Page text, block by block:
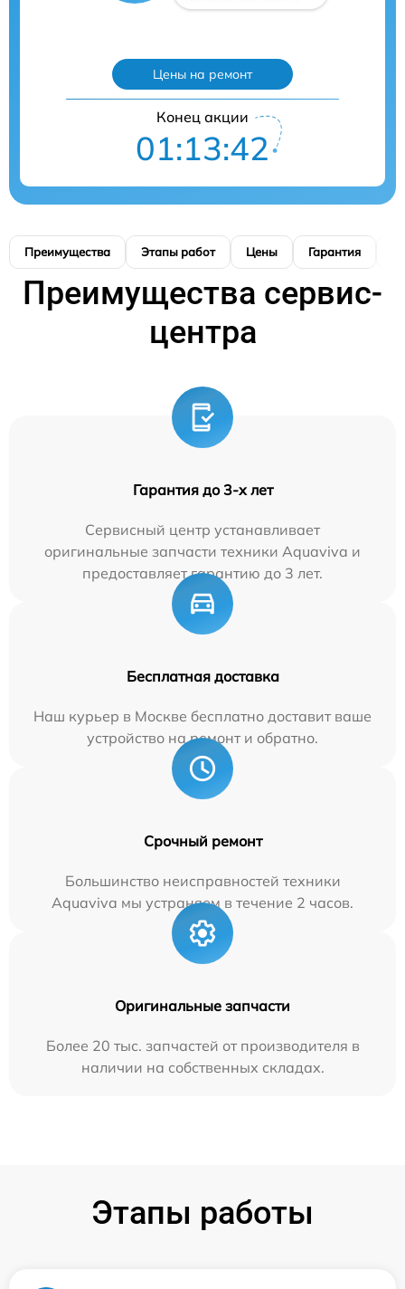
Цены на ремонт
Конец акции
01:13:41
Преимущества Этапы работ Цены Гарантия
Преимущества сервис-
центра
Гарантия до 3-х лет
Сервисный центр устанавливает
оригинальные запчасти техники Aquaviva и
предоставляет гарантию до 3 лет.
Бесплатная доставка
Наш курьер в Москве бесплатно доставит ваше
устройство на ремонт и обратно.
Срочный ремонт
Большинство неисправностей техники
Aquaviva мы устраняем в течение 2 часов.
Оригинальные запчасти
Более 20 тыс. запчастей от производителя в
наличии на собственных складах.
Этапы работы